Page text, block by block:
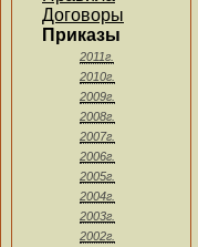
Договоры
Приказы
2011г.
2010г.
2009г.
2008г.
2007г.
2006г.
2005г.
2004г.
2003г.
2002г.